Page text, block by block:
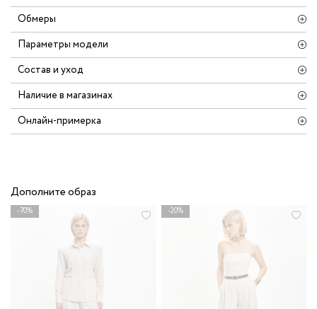
Обмеры
Параметры модели
Состав и уход
Наличие в магазинах
Онлайн-примерка
Дополните образ
-70% -20%